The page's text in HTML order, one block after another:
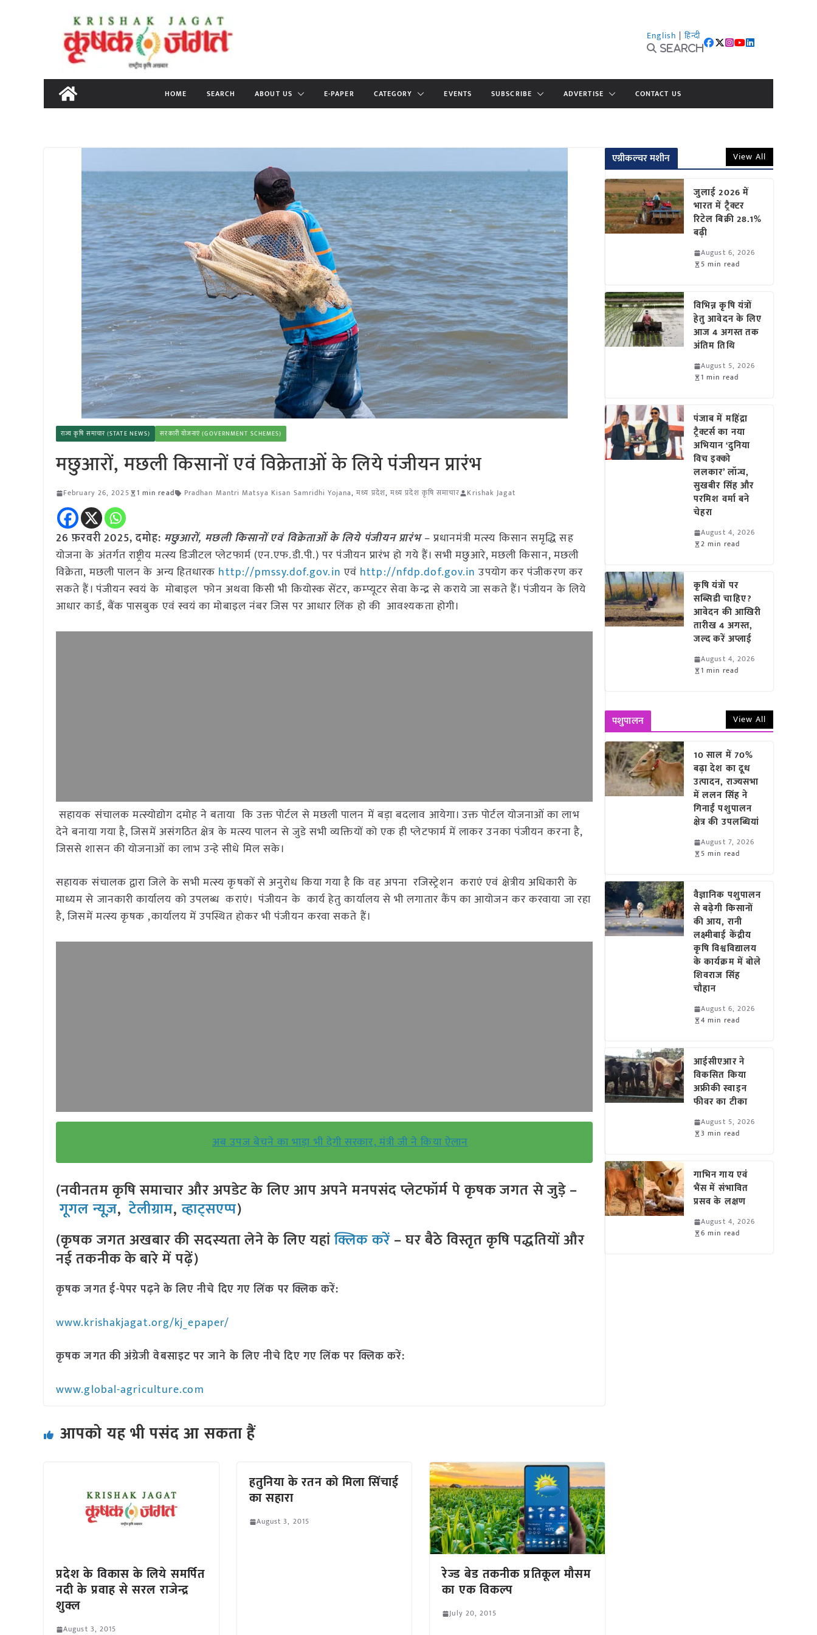
content
English | हिन्दी
Search
HOME SEARCH ABOUT US E-PAPER CATEGORY EVENTS SUBSCRIBE ADVERTISE CONTACT US
राज्य कृषि समाचार (STATE NEWS) सरकारी योजनाएं (GOVERNMENT SCHEMES)
मछुआरों, मछली किसानों एवं विक्रेताओं के लिये पंजीयन प्रारंभ
February 26, 2025 1 min read Pradhan Mantri Matsya Kisan Samridhi Yojana,मध्य प्रदेश,मध्य प्रदेश कृषि समाचार Krishak Jagat
26 फ़रवरी2025,दमोह: मछुआरों, मछली किसानों एवं विक्रेताओं के लिये पंजीयन प्रारंभ– प्रधानमंत्री मत्स्य किसान समृद्धि सह
योजना के अंतर्गत राष्ट्रीय मत्स्य डिजीटल प्लेटफार्म (एन.एफ.डी.पी.) पर पंजीयन प्रारंभ हो गये हैं। सभी मछुआरे, मछली किसान, मछली
विक्रेता, मछली पालन के अन्य हितधारक http://pmssy.dof.gov.in एवं http://nfdp.dof.gov.in उपयोग कर पंजीकरण कर
सकते हैं। पंजीयन स्वयं के मोबाइल फोन अथवा किसी भी कियोस्क सेंटर, कम्प्यूटर सेवा केन्द्र से कराये जा सकते हैं। पंजीयन के लिये
आधार कार्ड, बैंक पासबुक एवं स्वयं का मोबाइल नंबर जिस पर आधार लिंक हो की आवश्यकता होगी।
सहायक संचालक मत्स्योद्योग दमोह ने बताया कि उक्त पोर्टल से मछली पालन में बड़ा बदलाव आयेगा। उक्त पोर्टल योजनाओं का लाभ
देने बनाया गया है, जिसमें असंगठित क्षेत्र के मत्स्य पालन से जुडे सभी व्यक्तियों को एक ही प्लेटफार्म में लाकर उनका पंजीयन करना है,
जिससे शासन की योजनाओं का लाभ उन्हे सीधे मिल सके।
सहायक संचालक द्वारा जिले के सभी मत्स्य कृषकों से अनुरोध किया गया है कि वह अपना रजिस्ट्रेशन कराएं एवं क्षेत्रीय अधिकारी के
माध्यम से जानकारी कार्यालय को उपलब्ध कराएं। पंजीयन के कार्य हेतु कार्यालय से भी लगातार कैंप का आयोजन कर करवाया जा रहा
है, जिसमें मत्स्य कृषक ,कार्यालय में उपस्थित होकर भी पंजीयन करवा सकते हैं।
अब उपज बेचने का भाड़ा भी देगी सरकार, मंत्री जी ने किया ऐलान
(नवीनतम कृषि समाचार और अपडेट के लिए आप अपने मनपसंद प्लेटफॉर्म पे कृषक जगत से जुड़े –
गूगल न्यूज़,टेलीग्राम,व्हाट्सएप्प)
(कृषक जगत अखबार की सदस्यता लेने के लिए यहांक्लिक करें– घर बैठे विस्तृत कृषि पद्धतियों और
नई तकनीक के बारे में पढ़ें)
कृषक जगत ई-पेपर पढ़ने के लिए नीचे दिए गए लिंक पर क्लिक करें:
www.krishakjagat.org/kj_epaper/
कृषक जगत की अंग्रेजी वेबसाइट पर जाने के लिए नीचे दिए गए लिंक पर क्लिक करें:
www.global-agriculture.com
आपको यह भी पसंद आ सकता हैं
प्रदेश के विकास के लिये समर्पित
नदी के प्रवाह से सरल राजेन्द्र
शुक्ल
August 3, 2015
हतुनिया के रतन को मिला सिंचाई
का सहारा
August 3, 2015
रेज्ड बेड तकनीक प्रतिकूल मौसम
का एक विकल्प
July 20, 2015
एग्रीकल्चर मशीन View All
जुलाई 2026 में
भारत में ट्रैक्टर
रिटेल बिक्री 28.1%
बढ़ी
August 6, 2026
5 min read
विभिन्न कृषि यंत्रों
हेतु आवेदन के लिए
आज 4 अगस्त तक
अंतिम तिथि
August 5, 2026
1 min read
पंजाब में महिंद्रा
ट्रैक्टर्स का नया
अभियान ‘दुनिया
विच इक्को
ललकार’ लॉन्च,
सुखबीर सिंह और
परमिश वर्मा बने
चेहरा
August 4, 2026
2 min read
कृषि यंत्रों पर
सब्सिडी चाहिए?
आवेदन की आखिरी
तारीख 4 अगस्त,
जल्द करें अप्लाई
August 4, 2026
1 min read
पशुपालन View All
10 साल में 70%
बढ़ा देश का दूध
उत्पादन, राज्यसभा
में ललन सिंह ने
गिनाईं पशुपालन
क्षेत्र की उपलब्धियां
August 7, 2026
5 min read
वैज्ञानिक पशुपालन
से बढ़ेगी किसानों
की आय, रानी
लक्ष्मीबाई केंद्रीय
कृषि विश्वविद्यालय
के कार्यक्रम में बोले
शिवराज सिंह
चौहान
August 6, 2026
4 min read
आईसीएआर ने
विकसित किया
अफ्रीकी स्वाइन
फीवर का टीका
August 5, 2026
3 min read
गाभिन गाय एवं
भैंस में संभावित
प्रसव के लक्षण
August 4, 2026
6 min read